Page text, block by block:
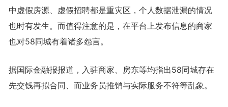
中虚假房源、虚假招聘都是重灾区，个人数据泄漏的情况
也时有发生。而值得注意的是，在平台上发布信息的商家
也对58同城有着诸多怨言。
据国际金融报报道，入驻商家、房东等均指出58同城存在
先交钱再拟合同、而业务员推销与实际服务不符等乱象。